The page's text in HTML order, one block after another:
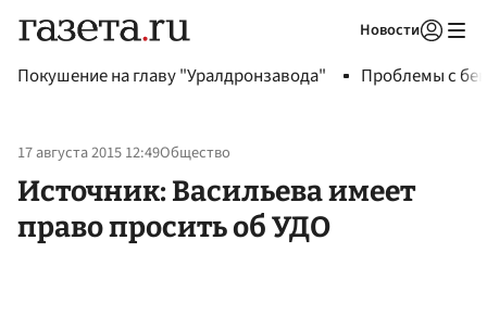
Новости
Покушение на главу "Уралдронзавода" Проблемы с
17 августа 2015 12:49Общество
Источник: Васильева имеет
право просить об УДО